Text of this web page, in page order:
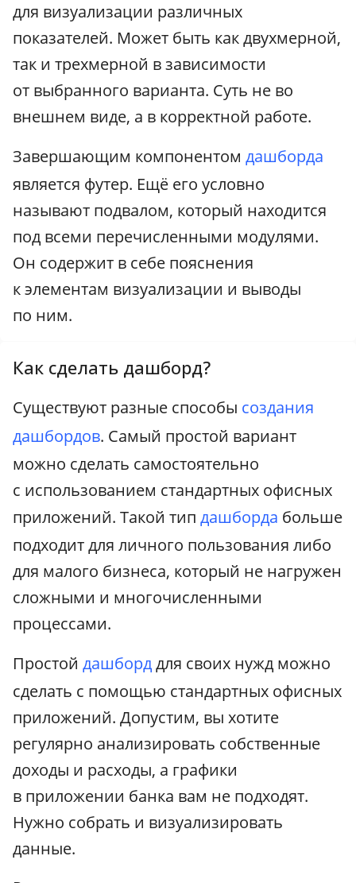
для визуализации различных
показателей. Может быть как двухмерной,
так и трехмерной в зависимости
от выбранного варианта. Суть не во
внешнем виде, а в корректной работе.
Завершающим компонентом дашборда
является футер. Ещё его условно
называют подвалом, который находится
под всеми перечисленными модулями.
Он содержит в себе пояснения
к элементам визуализации и выводы
по ним.
Как сделать дашборд?
Существуют разные способы создания
дашбордов. Самый простой вариант
можно сделать самостоятельно
с использованием стандартных офисных
приложений. Такой тип дашборда больше
подходит для личного пользования либо
для малого бизнеса, который не нагружен
сложными и многочисленными
процессами.
Простой дашборддля своих нужд можно
сделать с помощью стандартных офисных
приложений. Допустим, вы хотите
регулярно анализировать собственные
доходы и расходы, а графики
в приложении банка вам не подходят.
Нужно собрать и визуализировать
данные.